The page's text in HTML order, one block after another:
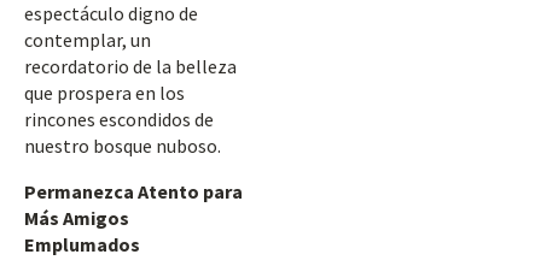
espectáculo digno de
contemplar, un
recordatorio de la belleza
que prospera en los
rincones escondidos de
nuestro bosque nuboso.
Permanezca Atento para
Más Amigos
Emplumados